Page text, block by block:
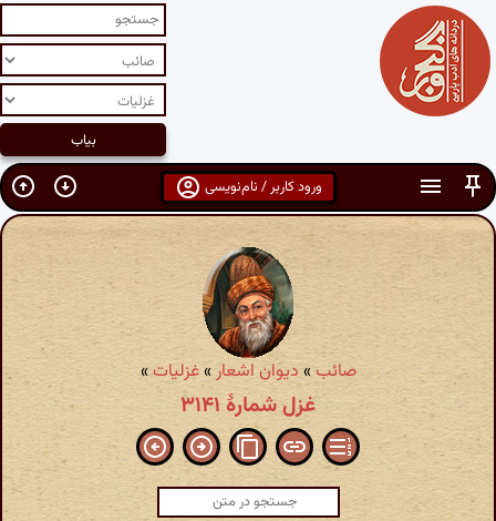
ورود کاربر / نام‌نویسی
صائب »دیوان اشعار»غزلیات»
غزل شمارهٔ ۳۱۴۱